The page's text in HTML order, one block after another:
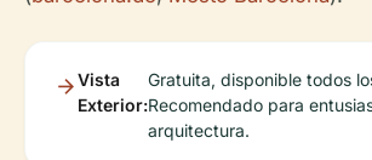
Vista
Exterior:
Gratuita, disponible todos
Recomendado para
arquitectura.